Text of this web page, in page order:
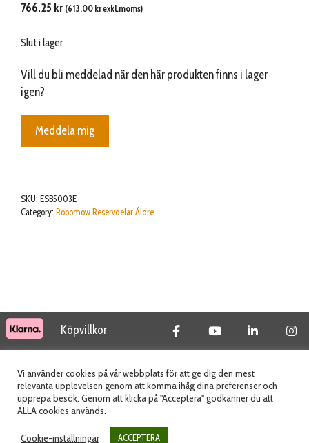
766.25 kr (613.00 krexkl.moms)
Slut i lager
Vill du bli meddelad när den här produkten finns i lager
igen?
Meddela mig
SKU: ESB5003E
Category: Robomow Reservdelar Äldre
Köpvillkor
© 2026 Tidab AB - All Rights Reserved
Vi använder cookies på vår webbplats för att ge dig den mest
relevanta upplevelsen genom att komma ihåg dina preferenser och
upprepa besök. Genom att klicka på "Acceptera" godkänner du att
ALLA cookies används.
Cookie-inställningar ACCEPTERA